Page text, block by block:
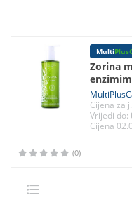
Multi
Zorina
Cijena za
Vrijedi do:
Cijena
(0)